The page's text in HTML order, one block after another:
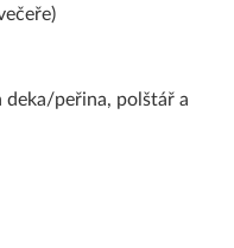
peřina, polštář a